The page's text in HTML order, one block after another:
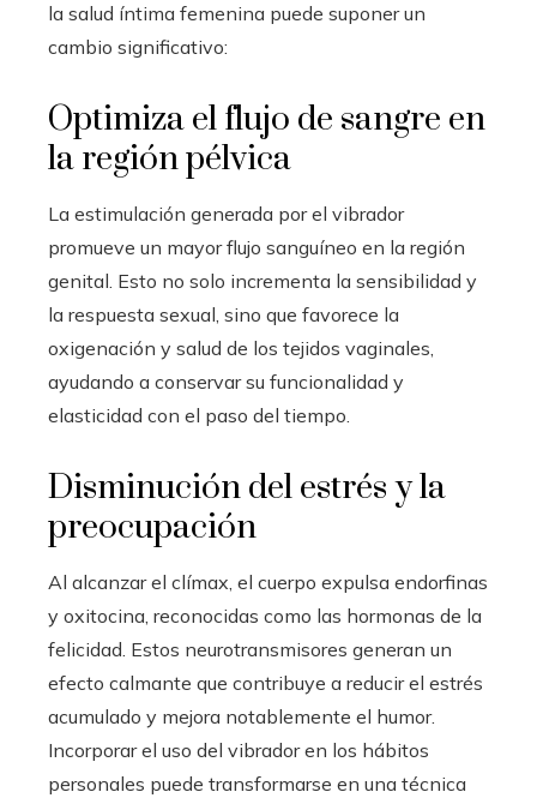
la salud íntima femenina puede suponer un
cambio significativo:
Optimiza el flujo de sangre en
la región pélvica
La estimulación generada por el vibrador
promueve un mayor flujo sanguíneo en la región
genital. Esto no solo incrementa la sensibilidad y
la respuesta sexual, sino que favorece la
oxigenación y salud de los tejidos vaginales,
ayudando a conservar su funcionalidad y
elasticidad con el paso del tiempo.
Disminución del estrés y la
preocupación
Al alcanzar el clímax, el cuerpo expulsa endorfinas
y oxitocina, reconocidas como las hormonas de la
felicidad. Estos neurotransmisores generan un
efecto calmante que contribuye a reducir el estrés
acumulado y mejora notablemente el humor.
Incorporar el uso del vibrador en los hábitos
personales puede transformarse en una técnica